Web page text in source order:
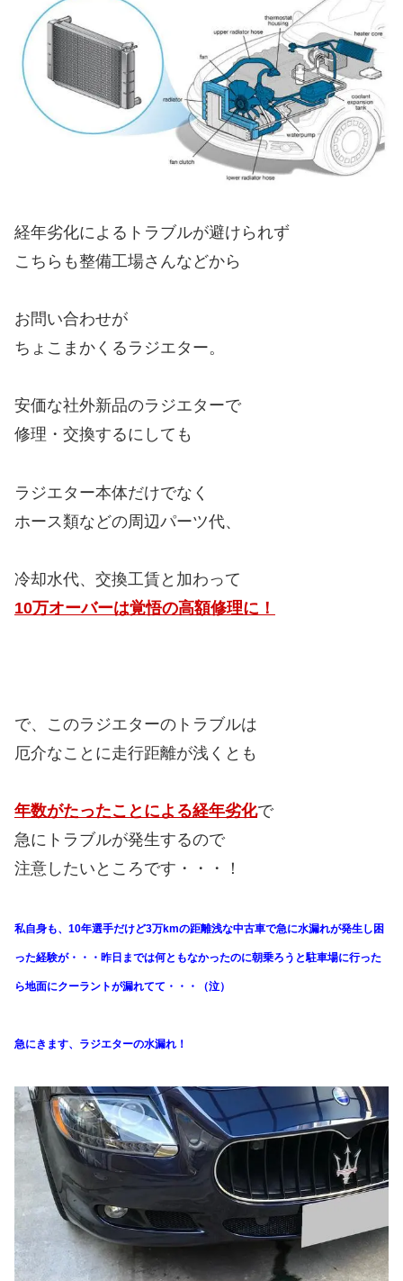
経年劣化によるトラブルが避けられず
こちらも整備工場さんなどから
お問い合わせが
ちょこまかくるラジエター。
安価な社外新品のラジエターで
修理・交換するにしても
ラジエター本体だけでなく
ホース類などの周辺パーツ代、
冷却水代、交換工賃と加わって
10万オーバーは覚悟の高額修理に！
で、このラジエターのトラブルは
厄介なことに走行距離が浅くとも
年数がたったことによる経年劣化で
急にトラブルが発生するので
注意したいところです・・・！
私自身も、10年選手だけど3万kmの距離浅な中古車で急に水漏れが発生し困
った経験が・・・昨日までは何ともなかったのに朝乗ろうと駐車場に行った
ら地面にクーラントが漏れてて・・・（泣）
急にきます、ラジエターの水漏れ！